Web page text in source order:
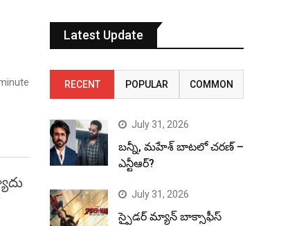
Latest Update
RECENT POPULAR COMMON
July 31, 2026
బన్నీ, మహేశ్ బాటలో చరణ్ –
ఎన్టీఆర్?
July 31, 2026
స్పైడర్ మ్యాన్ బాక్సాఫీస్